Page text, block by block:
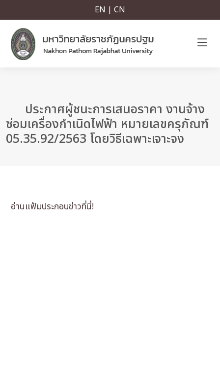
EN | CN
ประกาศผู้ชนะการเสนอราคา งานจ้าง
ซ่อมเครื่องกำเนิดไฟฟ้า หมายเลขครุภัณฑ์
05.35.92/2563 โดยวิธีเฉพาะเจาะจง
อ่านแฟ้มประกอบข่าวที่นี่!